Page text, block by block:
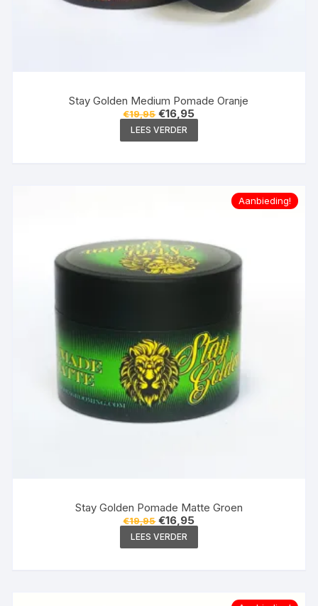
Stay Golden Medium Pomade Oranje
€19,95 Oorspronkelijke
prijs
was:
€19,95.
€16,95Huidige
prijs
€16,95.
LEES VERDER
Aanbieding!
Stay Golden Pomade Matte Groen
€19,95 Oorspronkelijke
prijs
was:
€19,95.
€16,95Huidige
prijs
€16,95.
LEES VERDER